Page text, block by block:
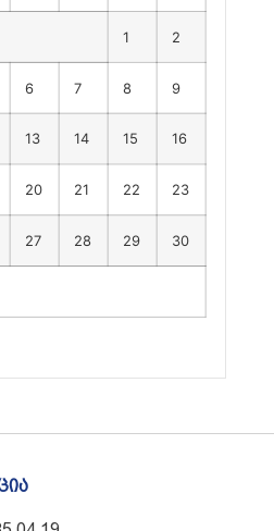
1 2
6 7 8 9
13 14 15 16
20 21 22 23
27 28 29 30